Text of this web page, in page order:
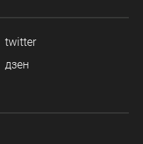
twitter
дзен